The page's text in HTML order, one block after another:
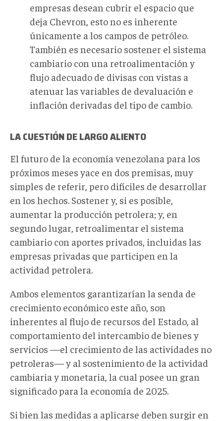
empresas desean cubrir el espacio que
deja Chevron, esto no es inherente
únicamente a los campos de petróleo.
También es necesario sostener el sistema
cambiario con una retroalimentación y
flujo adecuado de divisas con vistas a
atenuar las variables de devaluación e
inflación derivadas del tipo de cambio.
LA CUESTIÓN DE LARGO ALIENTO
El futuro de la economía venezolana para los
próximos meses yace en dos premisas, muy
simples de referir, pero difíciles de desarrollar
en los hechos. Sostener y, si es posible,
aumentar la producción petrolera; y, en
segundo lugar, retroalimentar el sistema
cambiario con aportes privados, incluidas las
empresas privadas que participen en la
actividad petrolera.
Ambos elementos garantizarían la senda de
crecimiento económico este año, son
inherentes al flujo de recursos del Estado, al
comportamiento del intercambio de bienes y
servicios —el crecimiento de las actividades no
petroleras— y al sostenimiento de la actividad
cambiaria y monetaria, la cual posee un gran
significado para la economía de 2025.
Si bien las medidas a aplicarse deben surgir en